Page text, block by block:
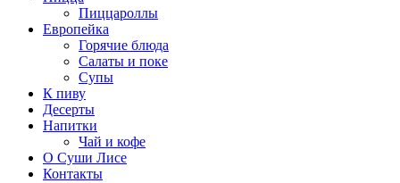
Пиццароллы
Европейка
Горячие блюда
Салаты и поке
Супы
К пиву
Десерты
Напитки
Чай и кофе
О Суши Лисе
Контакты